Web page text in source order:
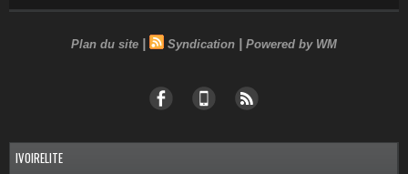
Plan du site | Syndication | Powered by WM
IVOIRELITE